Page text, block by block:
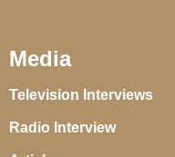
Media
Television Interviews
Radio Interview